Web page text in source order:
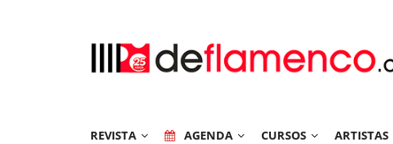
REVISTA AGENDA CURSOS ARTISTAS